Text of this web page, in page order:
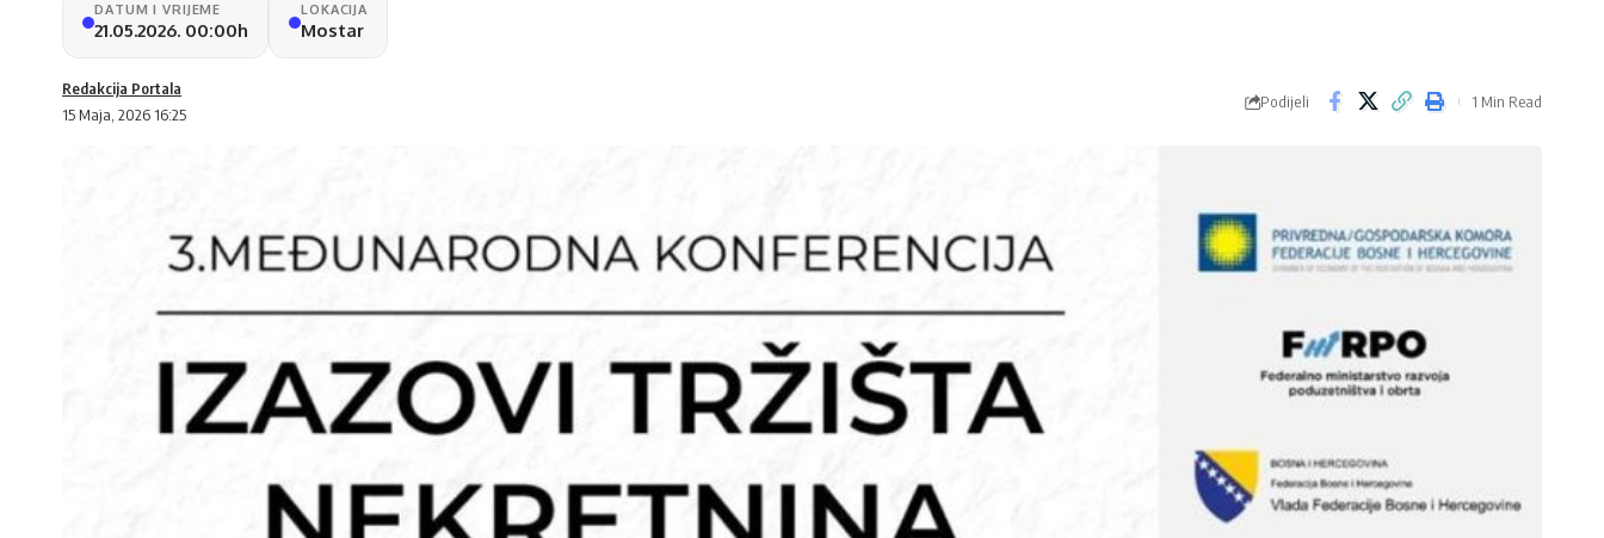
DATUM I VRIJEME
21.05.2026. 00:00h
LOKACIJA
Mostar
15 Maja, 2026 16:25
Redakcija Portala
Podijeli 1 Min Read